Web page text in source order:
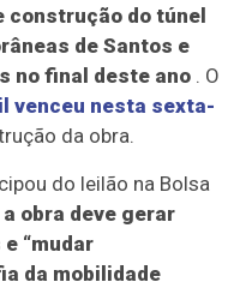
construção do túnel
de Santos e
no final deste ano . O
venceu nesta sexta-
da obra.
do leilão na Bolsa
a obra deve gerar
“mudar
da mobilidade